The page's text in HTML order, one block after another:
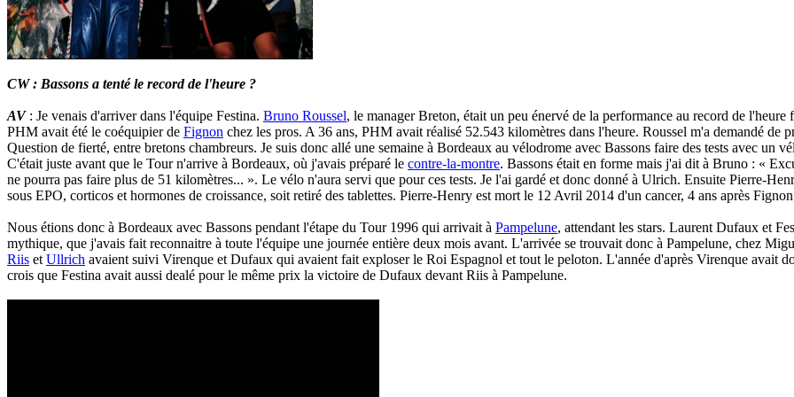
CW : Bassons a tenté le record de l'heure ?
AV: Je venais d'arriver dans l'équipe Festina. Bruno Roussel, le manager Breton, était un peu énervé de la performance au record de l'heure
PHM avait été le coéquipier de Fignon chez les pros. A 36 ans, PHM avait réalisé 52.543 kilomètres dans l'heure. Roussel m'a demandé de
Question de fierté, entre bretons chambreurs. Je suis donc allé une semaine à Bordeaux au vélodrome avec Bassons faire des tests avec
C'était juste avant que le Tour n'arrive à Bordeaux, où j'avais préparé le contre-la-montre. Bassons était en forme mais j'ai dit à Bruno : «
ne pourra pas faire plus de 51 kilomètres... ». Le vélo n'aura servi que pour ces tests. Je l'ai gardé et donc donné à Ulrich. Ensuite Pierre-
sous EPO, corticos et hormones de croissance, soit retiré des tablettes. Pierre-Henry est mort le 12 Avril 2014 d'un cancer, 4 ans après
Nous étions donc à Bordeaux avec Bassons pendant l'étape du Tour 1996 qui arrivait à Pampelune, attendant les stars. Laurent Dufaux et
mythique, que j'avais fait reconnaitre à toute l'équipe une journée entière deux mois avant. L'arrivée se trouvait donc à Pampelune, chez
Riis et Ullrich avaient suivi Virenque et Dufaux qui avaient fait exploser le Roi Espagnol et tout le peloton. L'année d'après Virenque avait
crois que Festina avait aussi dealé pour le même prix la victoire de Dufaux devant Riis à Pampelune.